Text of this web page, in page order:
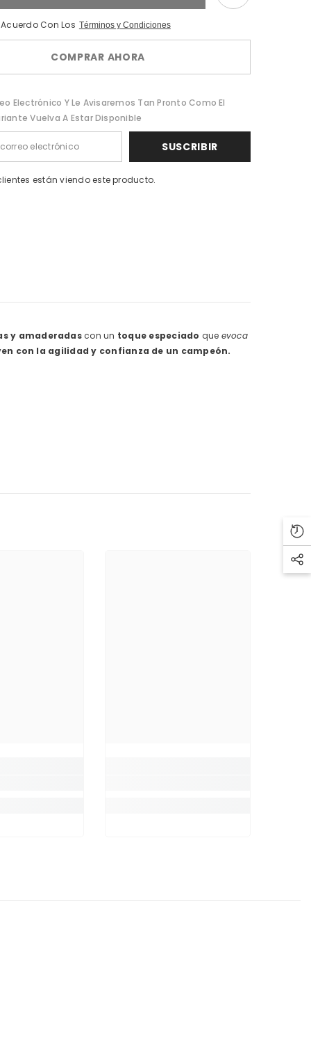
50
Ml
Acuerdo Con Los Términos y Condiciones
COMPRAR AHORA
Electrónico Y Le Avisaremos Tan Pronto Como El
Vuelva A Estar Disponible
SUSCRIBIR
están viendo este producto.
y amaderadas con un toque especiado que evoca
con la agilidad y confianza de un campeón.